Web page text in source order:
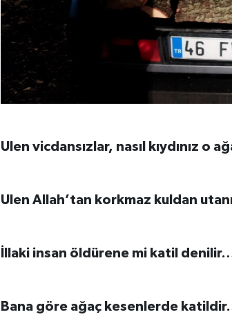
Ulen vicdansızlar, nasıl kıydınız o
Ulen Allah’tan korkmaz kuldan
İllaki insan öldürene mi katil
Bana göre ağaç kesenlerde